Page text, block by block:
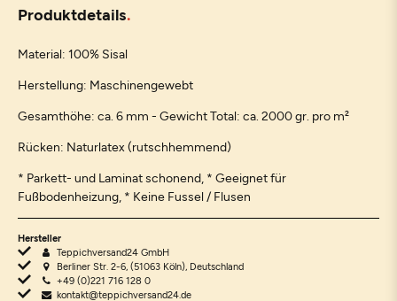
Produktdetails
Material: 100% Sisal
Herstellung: Maschinengewebt
Gesamthöhe: ca. 6 mm - Gewicht Total: ca. 2000 gr. pro m²
Rücken: Naturlatex (rutschhemmend)
* Parkett- und Laminat schonend, * Geeignet für
Fußbodenheizung, * Keine Fussel / Flusen
Hersteller
Teppichversand24 GmbH
Berliner Str. 2-6, (51063 Köln), Deutschland
+49 (0)221 716 128 0
kontakt@teppichversand24.de